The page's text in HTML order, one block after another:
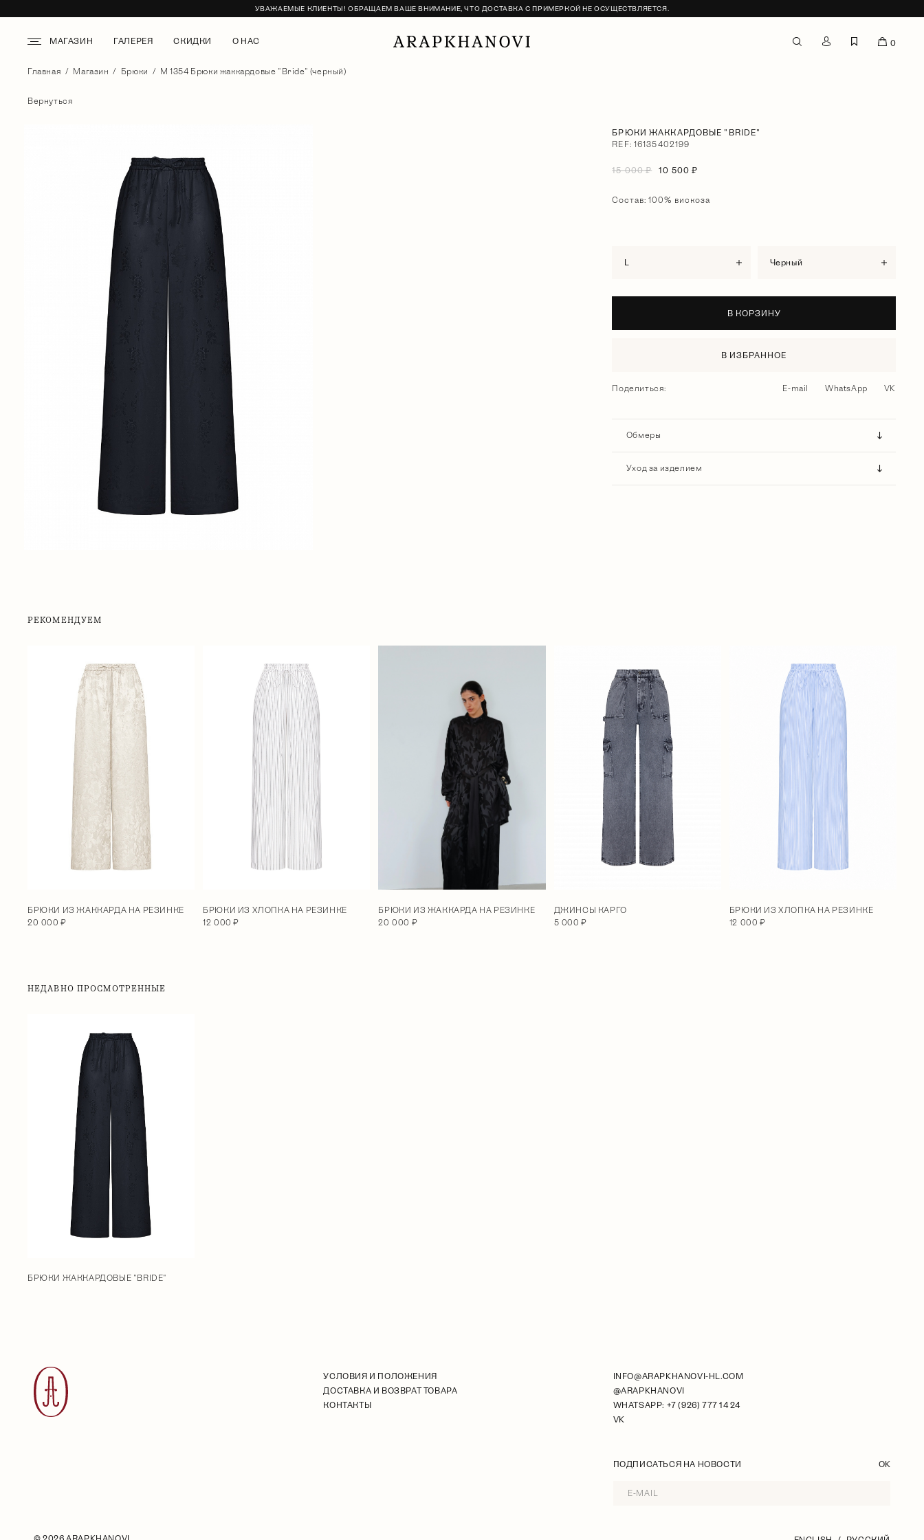
УВАЖАЕМЫЕ КЛИЕНТЫ! ОБРАЩАЕМ ВАШЕ ВНИМАНИЕ, ЧТО ДОСТАВКА С ПРИМЕРКОЙ НЕ ОСУЩЕСТВЛЯЕТСЯ.
МАГАЗИН ГАЛЕРЕЯ СКИДКИ О НАС 0
Главная Магазин Брюки М 1354 Брюки жаккардовые "Bride" (черный)
Вернуться
БРЮКИ ЖАККАРДОВЫЕ "BRIDE"
REF: 16135402199
15 000 ₽ 10 500 ₽
Состав: 100% вискоза
L черный
В КОРЗИНУ
В ИЗБРАННОЕ
Поделиться: E-mail WhatsApp VK
Обмеры
Уход за изделием
РЕКОМЕНДУЕМ
БРЮКИ ИЗ ЖАККАРДА НА РЕЗИНКЕ
20 000 ₽
БРЮКИ ИЗ ХЛОПКА НА РЕЗИНКЕ
12 000 ₽
БРЮКИ ИЗ ЖАККАРДА НА РЕЗИНКЕ
20 000 ₽
ДЖИНСЫ КАРГО
5 000 ₽
БРЮКИ ИЗ ХЛОПКА НА РЕЗИНКЕ
12 000 ₽
НЕДАВНО ПРОСМОТРЕННЫЕ
БРЮКИ ЖАККАРДОВЫЕ "BRIDE"
УСЛОВИЯ И ПОЛОЖЕНИЯ
ДОСТАВКА И ВОЗВРАТ ТОВАРА
КОНТАКТЫ
INFO@ARAPKHANOVI-HL.COM
@ARAPKHANOVI
WHATSAPP: +7 (926) 777 14 24
VK
ПОДПИСАТЬСЯ НА НОВОСТИ OK